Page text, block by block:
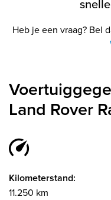
Heb je een vraag? Bel
Land Rover
Kilometerstand:
11.250 km